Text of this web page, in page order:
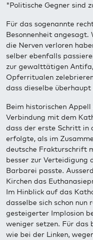
"Politische Gegner sind
Für das sogenannte
Besonnenheit angesagt.
die Nerven verloren
selber ebenfalls
zur gewalttätigen
Opferritualen
dass dieselbe
Beim historischen
Verbindung mit dem
dass der erste Schritt in
erfolgte, als im
deutsche Frakturschrift
besser zur Verteidigung
Barbarei passte.
Kirchen das
Im Hinblick auf das
dasselbe sich schon nun
gesteigerter Implosion
weniger setzen. Für das
wie bei der Linken,